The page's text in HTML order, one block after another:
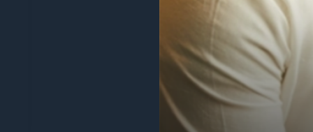
“Temos vindo a utilizar a Digify no último ano
poupou-nos muito tempo de ter de construir a
funcionalidades, respondem ao feedback dos
Gestor de produtos principal